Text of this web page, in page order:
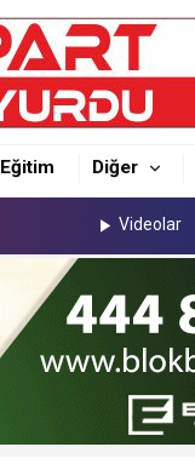
Eğitim Diğer
Videolar